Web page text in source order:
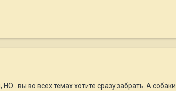
вы во всех темах хотите сразу забрать. А